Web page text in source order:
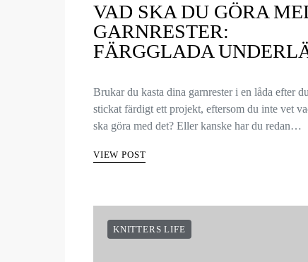
VAD SKA DU GÖRA
GARNRESTER:
FÄRGGLADA
Brukar du kasta dina garnrester i en låda efter
stickat färdigt ett projekt, eftersom du inte vet
ska göra med det? Eller kanske har du redan…
VIEW POST
KNITTERS LIFE